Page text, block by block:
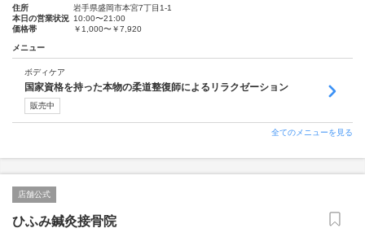
住所
岩手県盛岡市本宮7丁目1-1
本日の営業状況 10:00〜21:00
価格帯
￥1,000〜￥7,920
メニュー
ボディケア
国家資格を持った本物の柔道整復師によるリラクゼーション
販売中
全てのメニューを見る
店舗公式
ひふみ鍼灸接骨院